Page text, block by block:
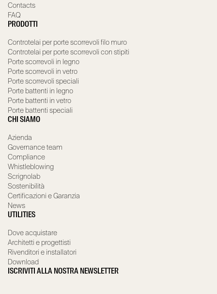
Contacts
FAQ
PRODOTTI
Controtelai per porte scorrevoli filo muro
Controtelai per porte scorrevoli con stipiti
Porte scorrevoli in legno
Porte scorrevoli in vetro
Porte scorrevoli speciali
Porte battenti in legno
Porte battenti in vetro
Porte battenti speciali
CHI SIAMO
Azienda
Governance team
Compliance
Whistleblowing
Scrignolab
Sostenibilità
Certificazioni e Garanzia
News
UTILITIES
Dove acquistare
Architetti e progettisti
Rivenditori e installatori
Download
ISCRIVITI ALLA NOSTRA NEWSLETTER